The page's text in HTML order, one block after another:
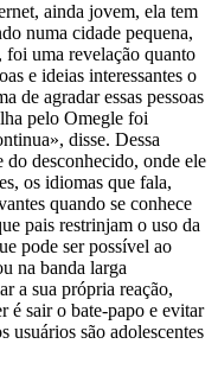
ainda jovem, ela tem
numa cidade pequena,
foi uma revelação quanto
e ideias interessantes o
de agradar essas pessoas
pelo Omegle foi
disse. Dessa
do desconhecido, onde ele
os idiomas que fala,
quando se conhece
pais restrinjam o uso da
pode ser possível ao
na banda larga
a sua própria reação,
é sair o bate-papo e evitar
usuários são adolescentes